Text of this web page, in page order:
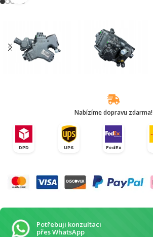
Nabízíme dopravu zdarma!
DPD UPS FedEx
Potřebuji konzultaci
přes WhatsApp